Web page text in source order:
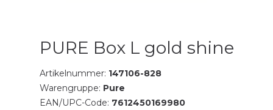
PURE Box L gold shine
Artikelnummer: 147106-828
Warengruppe: Pure
EAN/UPC-Code: 7612450169980